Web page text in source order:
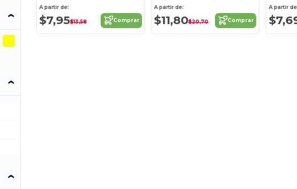
A partir de:
$7,95$13,58 Comprar
A partir de:
$11,80$20,70 Comprar
A partir